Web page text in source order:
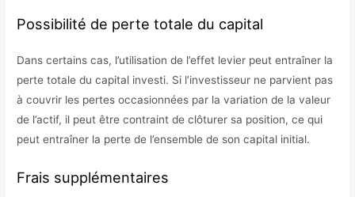
Possibilité de perte totale du capital
Dans certains cas, l’utilisation de l’effet levier peut entraîner la
perte totale du capital investi. Si l’investisseur ne parvient pas
à couvrir les pertes occasionnées par la variation de la valeur
de l’actif, il peut être contraint de clôturer sa position, ce qui
peut entraîner la perte de l’ensemble de son capital initial.
Frais supplémentaires